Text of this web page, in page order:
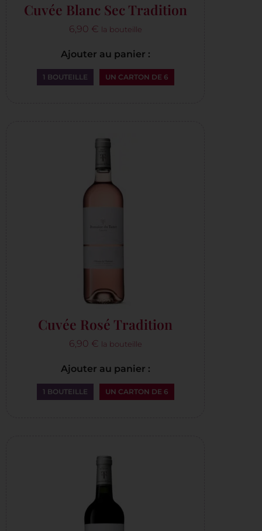
Cuvée Blanc Sec Tradition
6,90 € la bouteille
Ajouter au panier :
1 BOUTEILLE UN CARTON DE 6
Cuvée Rosé Tradition
6,90 € la bouteille
Ajouter au panier :
1 BOUTEILLE UN CARTON DE 6